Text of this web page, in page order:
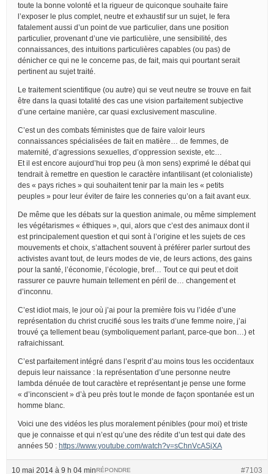
toute la bonne volonté et la rigueur de quiconque souhaite faire
l’exposer le plus complet, neutre et exhaustif sur un sujet, le fera
fatalement aussi d’un point de vue particulier, dans une position
particulier, provenant d’une vie particulière, une sensibilité, des
connaissances, des intuitions particulières capables (ou pas) de
dénicher ce qui ne le concerne pas, de fait, mais qui pourtant serait
pertinent au sujet traité.
Le traitement scientifique (ou autre) qui se veut neutre se trouve en fait
être dans la quasi totalité des cas une vision parfaitement subjective
d’une certaine manière, car quasi exclusivement masculine.
C’est un des combats féministes que de faire valoir leurs
connaissances spécialisées de fait en matière… de femmes, de
maternité, d’agressions sexuelles, d’oppression sexiste, etc…
Et il est encore aujourd’hui trop peu (à mon sens) exprimé le débat qui
tendrait à remettre en question le caractère infantilisant (et colonialiste)
des « pays riches » qui souhaitent tenir par la main les « petits
peuples » pour leur éviter de faire les conneries qu’on a fait avant eux.
De même que les débats sur la question animale, ou même simplement
les végétarismes « éthiques », qui, alors que c’est des animaux dont il
est principalement question et qui sont à l’origine et les sujets de ces
mouvements et choix, s’attachent souvent à préférer parler surtout des
activistes avant tout, de leurs modes de vie, de leurs actions, des gains
pour la santé, l’économie, l’écologie, bref… Tout ce qui peut et doit
rassurer ce pauvre humain tellement en péril de… changement et
d’inconnu.
C’est idiot mais, le jour où j’ai pour la première fois vu l’idée d’une
représentation du christ crucifié sous les traits d’une femme noire, j’ai
trouvé ça tellement beau (symboliquement parlant, parce-que bon…) et
rafraichissant.
C’est parfaitement intégré dans l’esprit d’au moins tous les occidentaux
depuis leur naissance : la représentation d’une personne neutre
lambda dénuée de tout caractère et représentant je pense une forme
« d’inconscient » d’à peu près tout le monde de façon spontanée est un
homme blanc.
Voici une des vidéos les plus moralement pénibles (pour moi) et triste
que je connaisse et qui n’est qu’une des rédite d’un test qui date des
années 50 : https://www.youtube.com/watch?v=sChnVcASjXA
10 mai 2014 à 9 h 04 min #7103
RÉPONDRE